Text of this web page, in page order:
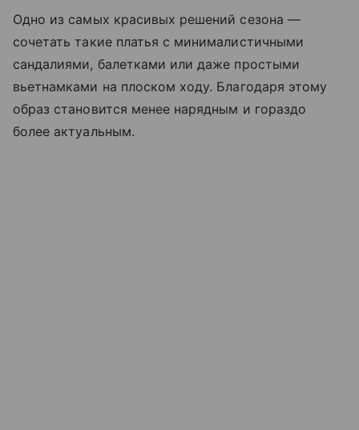
Одно из самых красивых решений сезона —
сочетать такие платья с минималистичными
сандалиями, балетками или даже простыми
вьетнамками на плоском ходу. Благодаря этому
образ становится менее нарядным и гораздо
более актуальным.